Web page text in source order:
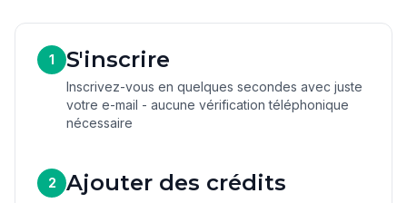
1 S'inscrire
Inscrivez-vous en quelques secondes avec juste
votre e-mail - aucune vérification téléphonique
nécessaire
2 Ajouter des crédits